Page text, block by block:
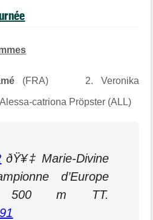
(FRA) 2. Veronika
catriona Pröpster (ALL)
ðŸ¥‡ Marie-Divine
d’Europe
500 m TT.